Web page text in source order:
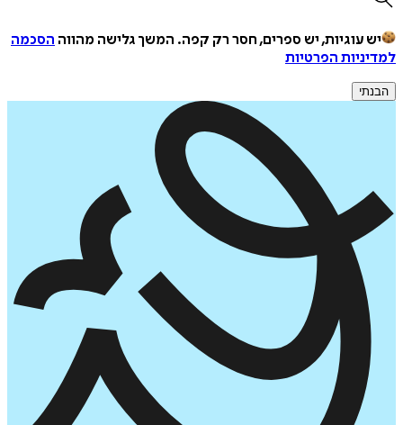
יש עוגיות, יש ספרים, חסר רק קפה. המשך גלישה מהווה הסכמה
למדיניות הפרטיות
הבנתי